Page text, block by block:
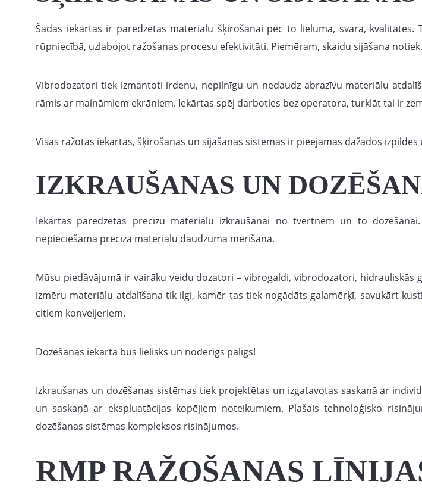
Šādas iekārtas ir paredzētas materiālu šķirošanai pēc to lieluma, svara,
rūpniecībā, uzlabojot ražošanas procesu efektivitāti. Piemēram, skaidu sijāšana
Vibrodozatori tiek izmantoti irdenu, nepilnīgu un nedaudz abrazīvu materiālu
rāmis ar maināmiem ekrāniem. Iekārtas spēj darboties bez operatora, turklāt tai ir
Visas ražotās iekārtas, šķirošanas un sijāšanas sistēmas ir pieejamas dažādos
IZKRAUŠANAS UN
Iekārtas paredzētas precīzu materiālu izkraušanai no tvertnēm un to
nepieciešama precīza materiālu daudzuma mērīšana.
Mūsu piedāvājumā ir vairāku veidu dozatori – vibrogaldi, vibrodozatori,
izmēru materiālu atdalīšana tik ilgi, kamēr tas tiek nogādāts galamērķī, savukārt
citiem konveijeriem.
Dozēšanas iekārta būs lielisks un noderīgs palīgs!
Izkraušanas un dozēšanas sistēmas tiek projektētas un izgatavotas saskaņā ar
un saskaņā ar ekspluatācijas kopējiem noteikumiem. Plašais tehnoloģisko
dozēšanas sistēmas kompleksos risinājumos.
RMP RAŽOŠANAS